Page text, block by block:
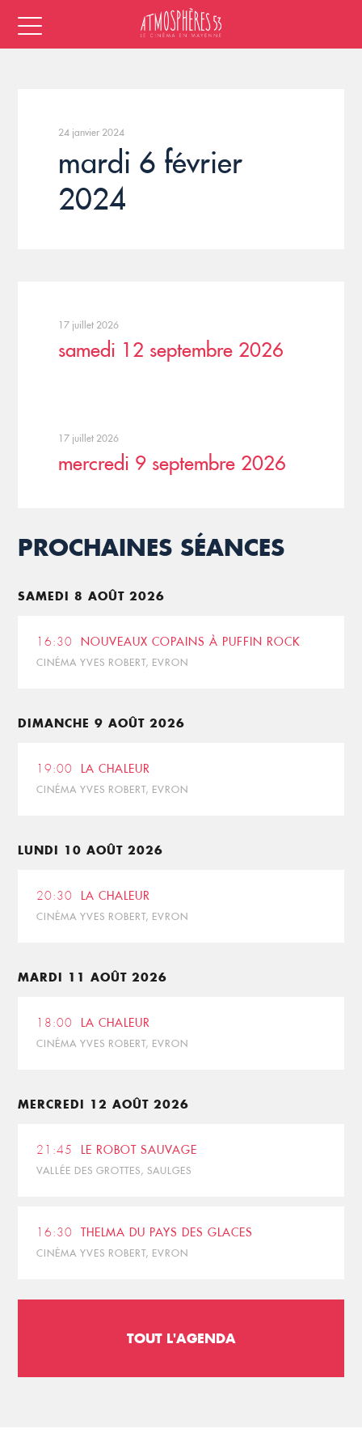
24 janvier 2024
mardi 6 février
2024
17 juillet 2026
samedi 12 septembre 2026
17 juillet 2026
mercredi 9 septembre 2026
PROCHAINES SÉANCES
SAMEDI 8 AOÛT 2026
16:30 NOUVEAUX COPAINS À PUFFIN ROCK
CINÉMA YVES ROBERT, EVRON
DIMANCHE 9 AOÛT 2026
19:00 LA CHALEUR
CINÉMA YVES ROBERT, EVRON
LUNDI 10 AOÛT 2026
20:30 LA CHALEUR
CINÉMA YVES ROBERT, EVRON
MARDI 11 AOÛT 2026
18:00 LA CHALEUR
CINÉMA YVES ROBERT, EVRON
MERCREDI 12 AOÛT 2026
21:45 LE ROBOT SAUVAGE
VALLÉE DES GROTTES, SAULGES
16:30 THELMA DU PAYS DES GLACES
CINÉMA YVES ROBERT, EVRON
TOUT L'AGENDA